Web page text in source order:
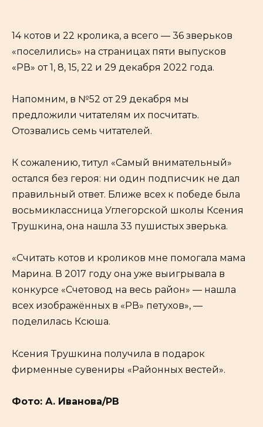
14 котов и 22 кролика, а всего — 36 зверьков
«поселились» на страницах пяти выпусков
«РВ» от 1, 8, 15, 22 и 29 декабря 2022 года.
Напомним, в №52 от 29 декабря мы
предложили читателям их посчитать.
Отозвались семь читателей.
К сожалению, титул «Самый внимательный»
остался без героя: ни один подписчик не дал
правильный ответ. Ближе всех к победе была
восьмиклассница Углегорской школы Ксения
Трушкина, она нашла 33 пушистых зверька.
«Считать котов и кроликов мне помогала мама
Марина. В 2017 году она уже выигрывала в
конкурсе «Счетовод на весь район» — нашла
всех изображённых в «РВ» петухов», —
поделилась Ксюша.
Ксения Трушкина получила в подарок
фирменные сувениры «Районных вестей».
Фото: А. Иванова/РВ